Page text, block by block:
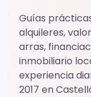
Guías
alquileres,
arras,
inmobiliario
experiencia
2017 en